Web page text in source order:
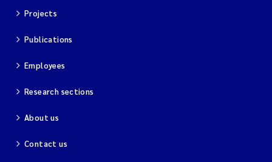
Projects
Publications
Employees
Research sections
About us
Contact us